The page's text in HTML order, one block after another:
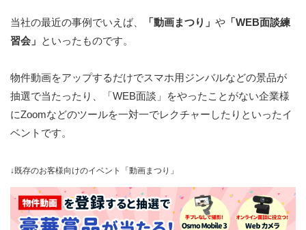
当社の最近の事例でいえば、 「動画まつり」 や 「WEB面談練
習会」 といったものです。
物件動画をアップするだけでスマホ用ジンバルなどの景品が
抽選で当たったり、「WEB面談」をやったことがない企業様
にZoomなどのツールを一対一でレクチャーしたりといったイ
ベントです。
↓既存のお客様向けのイベント「動画まつり」